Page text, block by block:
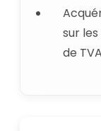
sur
de TVA